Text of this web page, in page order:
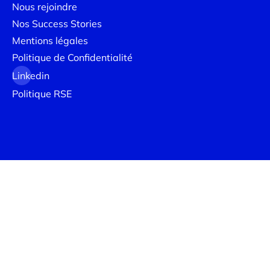
Nous rejoindre
Nos Success Stories
Mentions légales
Politique de Confidentialité
Linkedin
Politique RSE